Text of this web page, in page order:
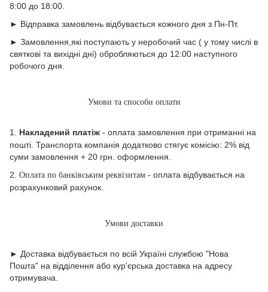
8:00 до 18:00.
► Відправка замовлень відбувається кожного дня з Пн-Пт.
► Замовлення,які поступають у неробочий час ( у тому числі в
святкові та вихідні дні) обробляються до 12:00 наступного
робочого дня.
Умови та способи оплати
1. Накладений платіж - оплата замовлення при отриманні на
пошті. Транспорта компанія додатково стягує комісію: 2% від
суми замовлення + 20 грн. оформлення.
2. Оплата по банківським реквізитам - оплата відбувається на
розрахунковий рахунок.
Умови доставки
► Доставка відбувається по всій Україні службою "Нова
Пошта" на відділення або кур'єрська доставка на адресу
отримувача.